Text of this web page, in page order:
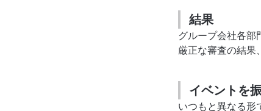
結果
グループ会社各部
厳正な審査の結果
イベントを
いつもと異なる形